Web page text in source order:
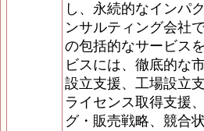
し、永続的なインパ
ンサルティング会社
の包括的なサービス
ビスには、徹底的な
設立支援、工場設立
ライセンス取得支援
グ・販売戦略、競合